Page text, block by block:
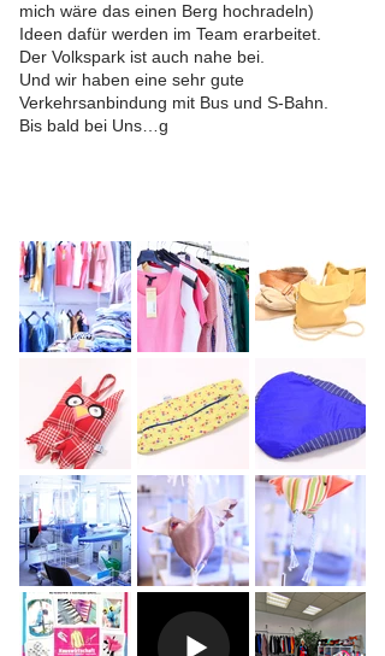
mich wäre das einen Berg hochradeln)
Ideen dafür werden im Team erarbeitet.
Der Volkspark ist auch nahe bei.
Und wir haben eine sehr gute
Verkehrsanbindung mit Bus und S-Bahn.
Bis bald bei Uns…g